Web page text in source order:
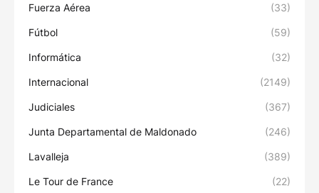
Fuerza Aérea (33)
Fútbol (59)
Informática (32)
Internacional (2149)
Judiciales (367)
Junta Departamental de Maldonado (246)
Lavalleja (389)
Le Tour de France (22)